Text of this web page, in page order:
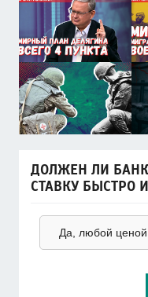
ДОЛЖЕН ЛИ
СТАВКУ БЫСТРО